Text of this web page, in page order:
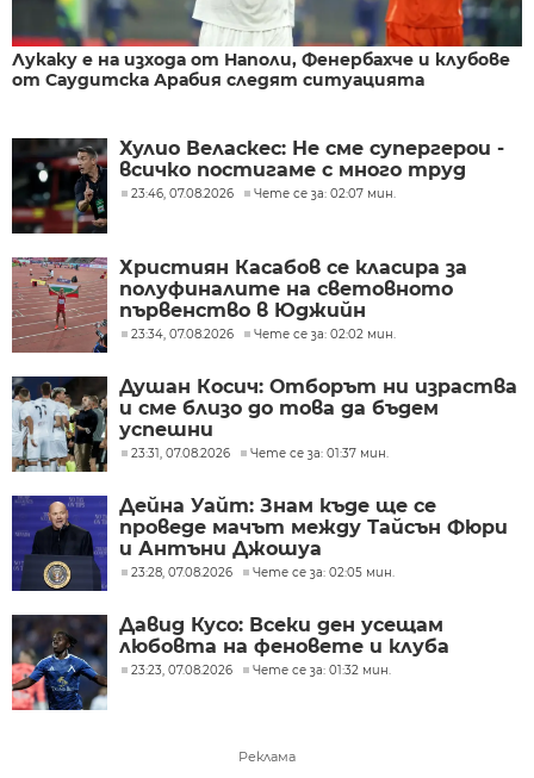
Лукаку е на изхода от Наполи, Фенербахче и клубове
от Саудитска Арабия следят ситуацията
Хулио Веласкес: Не сме супергерои -
всичко постигаме с много труд
23:46, 07.08.2026 Чете се за: 02:07 мин.
Християн Касабов се класира за
полуфиналите на световното
първенство в Юджийн
23:34, 07.08.2026 Чете се за: 02:02 мин.
Душан Косич: Отборът ни израства
и сме близо до това да бъдем
успешни
23:31, 07.08.2026 Чете се за: 01:37 мин.
Дейна Уайт: Знам къде ще се
проведе мачът между Тайсън Фюри
и Антъни Джошуа
23:28, 07.08.2026 Чете се за: 02:05 мин.
Давид Кусо: Всеки ден усещам
любовта на феновете и клуба
23:23, 07.08.2026 Чете се за: 01:32 мин.
Реклама